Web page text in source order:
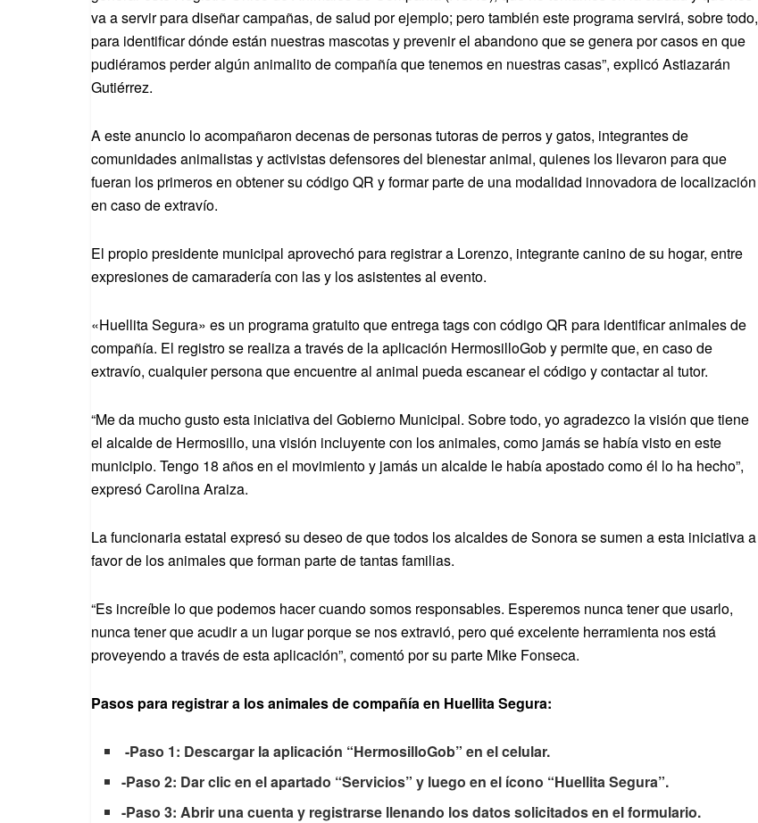
va a servir para diseñar campañas, de salud por ejemplo; pero también este programa servirá, sobre todo,
para identificar dónde están nuestras mascotas y prevenir el abandono que se genera por casos en que
pudiéramos perder algún animalito de compañía que tenemos en nuestras casas”, explicó Astiazarán
Gutiérrez.
A este anuncio lo acompañaron decenas de personas tutoras de perros y gatos, integrantes de
comunidades animalistas y activistas defensores del bienestar animal, quienes los llevaron para que
fueran los primeros en obtener su código QR y formar parte de una modalidad innovadora de localización
en caso de extravío.
El propio presidente municipal aprovechó para registrar a Lorenzo, integrante canino de su hogar, entre
expresiones de camaradería con las y los asistentes al evento.
«Huellita Segura» es un programa gratuito que entrega tags con código QR para identificar animales de
compañía. El registro se realiza a través de la aplicación HermosilloGob y permite que, en caso de
extravío, cualquier persona que encuentre al animal pueda escanear el código y contactar al tutor.
“Me da mucho gusto esta iniciativa del Gobierno Municipal. Sobre todo, yo agradezco la visión que tiene
el alcalde de Hermosillo, una visión incluyente con los animales, como jamás se había visto en este
municipio. Tengo 18 años en el movimiento y jamás un alcalde le había apostado como él lo ha hecho”,
expresó Carolina Araiza.
La funcionaria estatal expresó su deseo de que todos los alcaldes de Sonora se sumen a esta iniciativa a
favor de los animales que forman parte de tantas familias.
“Es increíble lo que podemos hacer cuando somos responsables. Esperemos nunca tener que usarlo,
nunca tener que acudir a un lugar porque se nos extravió, pero qué excelente herramienta nos está
proveyendo a través de esta aplicación”, comentó por su parte Mike Fonseca.
Pasos para registrar a los animales de compañía en Huellita Segura:
-Paso 1: Descargar la aplicación “HermosilloGob” en el celular.
-Paso 2: Dar clic en el apartado “Servicios” y luego en el ícono “Huellita Segura”.
-Paso 3: Abrir una cuenta y registrarse llenando los datos solicitados en el formulario.